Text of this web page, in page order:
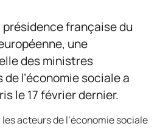
présidence française du
une
des ministres
l’économie sociale a
le 17 février dernier.
les acteurs de l’économie sociale